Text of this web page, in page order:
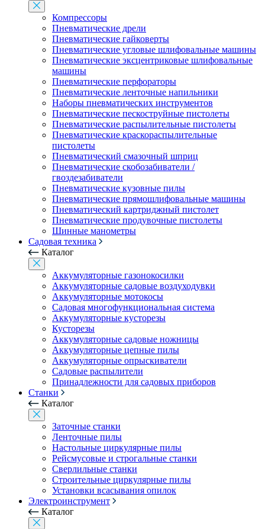
Компрессоры
Пневматические дрели
Пневматические гайковерты
Пневматические угловые шлифовальные машины
Пневматические эксцентриковые шлифовальные
машины
Пневматические перфораторы
Пневматические ленточные напильники
Наборы пневматических инструментов
Пневматические пескоструйные пистолеты
Пневматические распылительные пистолеты
Пневматические краскораспылительные
пистолеты
Пневматический смазочный шприц
Пневматические скобозабиватели /
гвоздезабиватели
Пневматические кузовные пилы
Пневматические прямошлифовальные машины
Пневматический картриджный пистолет
Пневматические продувочные пистолеты
Шинные манометры
Садовая техника
Каталог
Аккумуляторные газонокосилки
Аккумуляторные садовые воздуходувки
Аккумуляторные мотокосы
Садовая многофункциональная система
Аккумуляторные кусторезы
Кусторезы
Аккумуляторные садовые ножницы
Аккумуляторные цепные пилы
Аккумуляторные опрыскиватели
Садовые распылители
Принадлежности для садовых приборов
Станки
Каталог
Заточные станки
Ленточные пилы
Настольные циркулярные пилы
Рейсмусовые и строгальные станки
Сверлильные станки
Строительные циркулярные пилы
Установки всасывания опилок
Электроинструмент
Каталог